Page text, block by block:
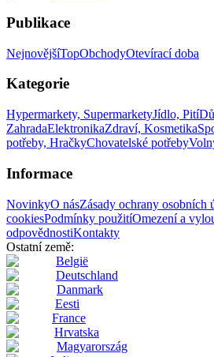
Publikace
NejnovějšíTopObchodyOtevírací doba
Kategorie
Hypermarkety, SupermarketyJídlo, Pití
ZahradaElektronikaZdraví, Kosmetika
potřeby, HračkyChovatelské potřeby
Informace
NovinkyO násZásady ochrany osobních
cookiesPodmínky použitíOmezení a
odpovědnostiKontakty
Ostatní země:
België
Deutschland
Danmark
Eesti
France
Hrvatska
Magyarország